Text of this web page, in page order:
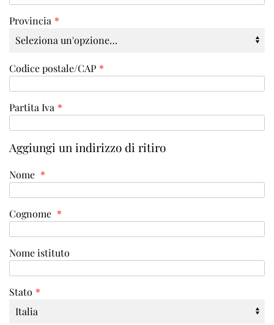
Provincia *
Codice postale/CAP *
Partita Iva *
Aggiungi un indirizzo di ritiro
Nome *
Cognome *
Nome istituto
Stato *